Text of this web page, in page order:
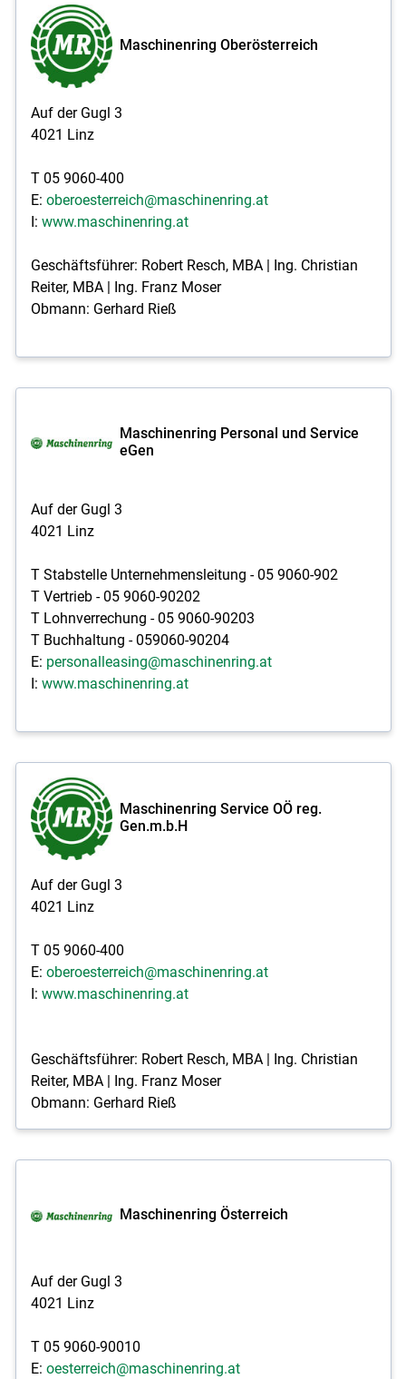
Maschinenring Oberösterreich
Auf der Gugl 3
4021 Linz
T 05 9060-400
E: oberoesterreich@maschinenring.at
I: www.maschinenring.at
Geschäftsführer: Robert Resch, MBA | Ing. Christian
Reiter, MBA | Ing. Franz Moser
Obmann: Gerhard Rieß
Maschinenring Personal und Service
eGen
Auf der Gugl 3
4021 Linz
T Stabstelle Unternehmensleitung - 05 9060-902
T Vertrieb - 05 9060-90202
T Lohnverrechung - 05 9060-90203
T Buchhaltung - 059060-90204
E: personalleasing@maschinenring.at
I: www.maschinenring.at
Maschinenring Service OÖ reg.
Gen.m.b.H
Auf der Gugl 3
4021 Linz
T 05 9060-400
E: oberoesterreich@maschinenring.at
I: www.maschinenring.at
Geschäftsführer: Robert Resch, MBA | Ing. Christian
Reiter, MBA | Ing. Franz Moser
Obmann: Gerhard Rieß
Maschinenring Österreich
Auf der Gugl 3
4021 Linz
T 05 9060-90010
E: oesterreich@maschinenring.at